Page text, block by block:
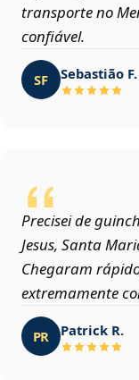
transporte no
confiável.
SF Sebastião F.
Precisei de
Jesus, Santa
Chegaram
extremamente
PR Patrick R.